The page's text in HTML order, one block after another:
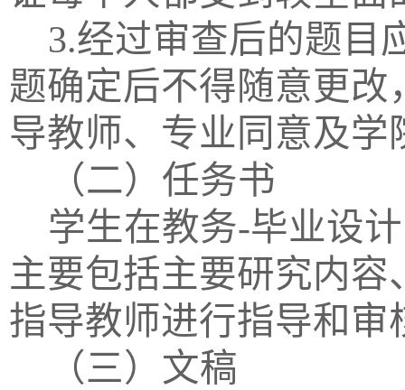
3.经过审查后的题目
题确定后不得随意更
导教师、专业同意及学
（二）任务书
学生在教务-毕业设
主要包括主要研究内
指导教师进行指导和审
（三）文稿